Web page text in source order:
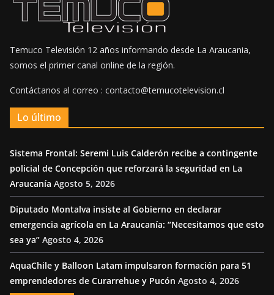
Temuco Televisión 12 años informando desde La Araucania,
somos el primer canal online de la región.
Contáctanos al correo : contacto@temucotelevision.cl
Lo último
Sistema Frontal: Seremi Luis Calderón recibe a contingente
policial de Concepción que reforzará la seguridad en La
Araucanía Agosto 5, 2026
Diputado Montalva insiste al Gobierno en declarar
emergencia agrícola en La Araucanía: “Necesitamos que esto
sea ya” Agosto 4, 2026
AquaChile y Balloon Latam impulsaron formación para 51
emprendedores de Curarrehue y Pucón Agosto 4, 2026